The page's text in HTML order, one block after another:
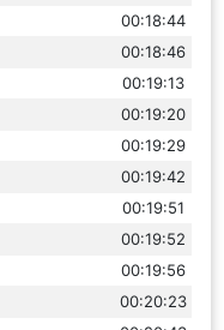
00:18:44
00:18:46
00:19:13
00:19:20
00:19:29
00:19:42
00:19:51
00:19:52
00:19:56
00:20:23